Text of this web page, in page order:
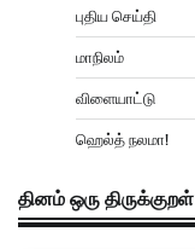
புதிய செய்தி
மாநிலம்
விளையாட்டு
ஹெல்த் நலமா!
தினம் ஒரு திருக்குறள்